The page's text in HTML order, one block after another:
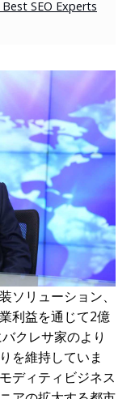
SEO Experts
ソリューション、
利益を通じて2億
クレサ家のより
を維持していま
ディティビジネス